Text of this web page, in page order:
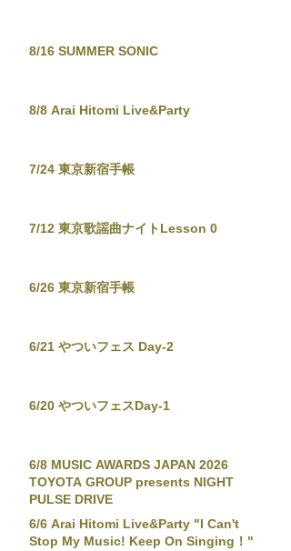
8/16 SUMMER SONIC
8/8 Arai Hitomi Live&Party
7/24 東京新宿手帳
7/12 東京歌謡曲ナイトLesson 0
6/26 東京新宿手帳
6/21 やついフェス Day-2
6/20 やついフェスDay-1
6/8 MUSIC AWARDS JAPAN 2026
TOYOTA GROUP presents NIGHT
PULSE DRIVE
6/6 Arai Hitomi Live&Party "I Can't
Stop My Music! Keep On Singing！"